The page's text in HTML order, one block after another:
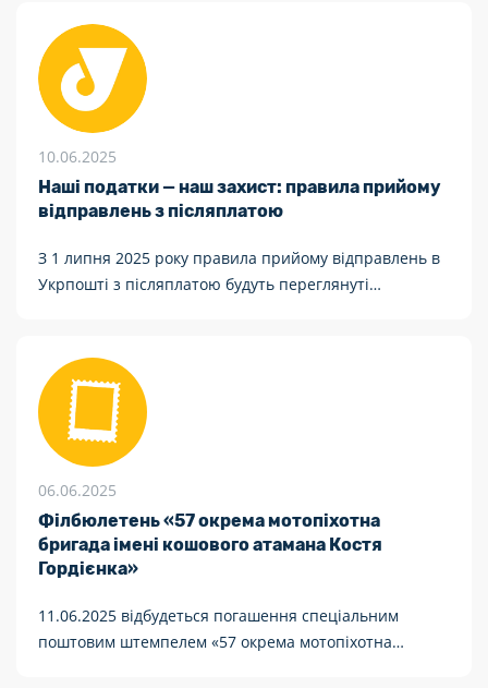
Шанс на життя"
10.06.2025
Наші податки — наш захист: правила прийому
відправлень з післяплатою
З 1 липня 2025 року правила прийому відправлень в
Укрпошті з післяплатою будуть переглянуті
06.06.2025
Філбюлетень «57 окрема мотопіхотна
бригада імені кошового атамана Костя
Гордієнка»
11.06.2025 відбудеться погашення спеціальним
поштовим штемпелем «57 окрема мотопіхотна